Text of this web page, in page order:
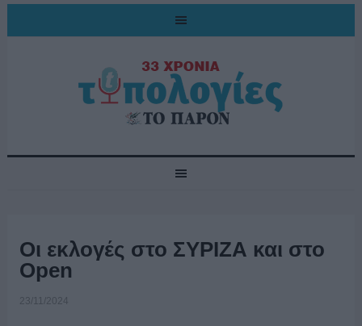
Οι εκλογές στο ΣΥΡΙΖΑ και στο
Open
23/11/2024